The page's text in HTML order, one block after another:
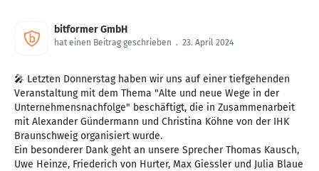
bitformer GmbH
hat einen Beitrag geschrieben . 23. April 2024
🎤 Letzten Donnerstag haben wir uns auf einer tiefgehenden
Veranstaltung mit dem Thema "Alte und neue Wege in der
Unternehmensnachfolge" beschäftigt, die in Zusammenarbeit
mit Alexander Gündermann und Christina Köhne von der IHK
Braunschweig organisiert wurde.
Ein besonderer Dank geht an unsere Sprecher Thomas Kausch,
Uwe Heinze, Friederich von Hurter, Max Giessler und Julia Blaue